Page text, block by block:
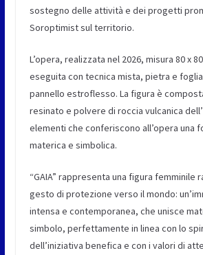
sostegno delle attività e dei progetti
Soroptimist sul territorio.
L’opera, realizzata nel 2026, misura 80 x
eseguita con tecnica mista, pietra e foglia
pannello estroflesso. La figura è
resinato e polvere di roccia vulcanica
elementi che conferiscono all’opera una
materica e simbolica.
“GAIA” rappresenta una figura femminile
gesto di protezione verso il mondo:
intensa e contemporanea, che unisce
simbolo, perfettamente in linea con lo
dell’iniziativa benefica e con i valori di